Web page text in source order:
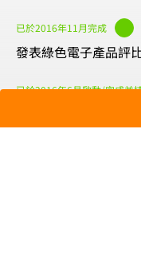
已於2016年11月完成
發表綠色電子產品評
已於2016年6月啟動/完成並